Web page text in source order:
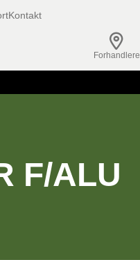
Kontakt
Forhandlere
F/ALU